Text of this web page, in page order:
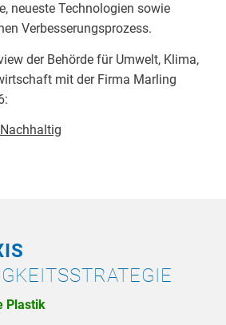
neueste Technologien sowie
Verbesserungsprozess.
der Behörde für Umwelt, Klima,
mit der Firma Marling
Plastik